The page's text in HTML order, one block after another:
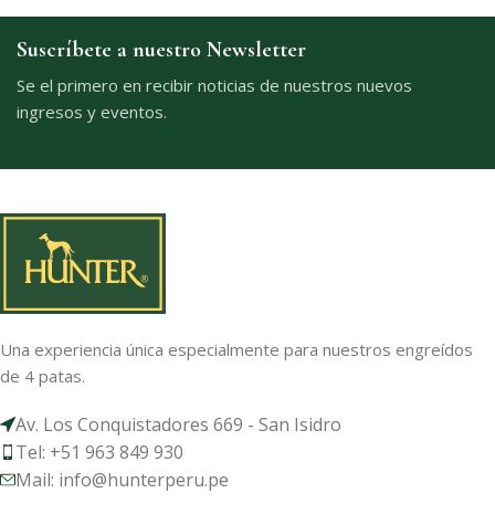
Suscríbete a nuestro Newsletter
Se el primero en recibir noticias de nuestros nuevos
ingresos y eventos.
Una experiencia única especialmente para nuestros engreídos
de 4 patas.
Av. Los Conquistadores 669 - San Isidro
Tel: +51 963 849 930
Mail: info@hunterperu.pe